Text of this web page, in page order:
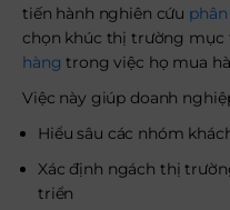
tiến hành nghiên cứu
chọn khúc thị trường mục
hàng trong việc họ mua
Việc này giúp doanh
Hiểu sâu các nhóm
Xác định ngách thị
triển